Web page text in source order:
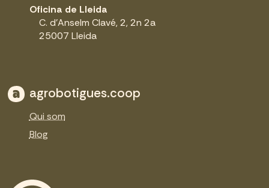
Oficina de Lleida
C. d'Anselm Clavé, 2, 2n 2a
25007 Lleida
agrobotigues.coop
Qui som
Blog